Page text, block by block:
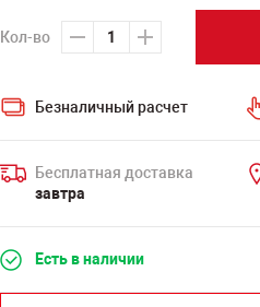
Кол-во
Безналичный расчет
Бесплатная доставка
завтра
Есть в наличии